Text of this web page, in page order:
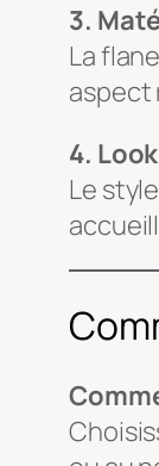
3.
La
aspect
4.
Le